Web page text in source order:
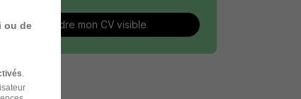
Rendre mon CV visible
ou de
.